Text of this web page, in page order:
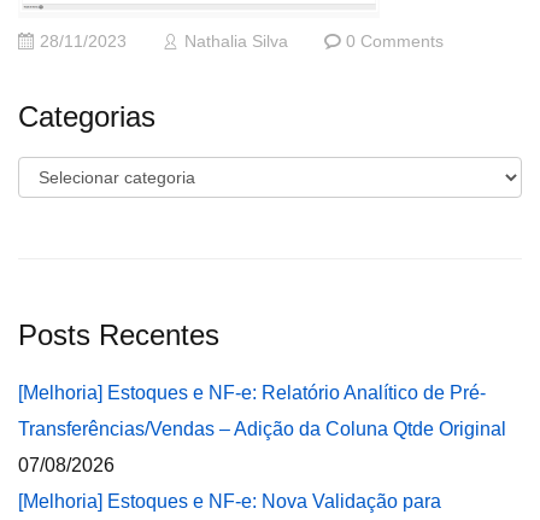
28/11/2023 Nathalia Silva 0 Comments
Categorias
Categorias
Posts Recentes
[Melhoria] Estoques e NF-e: Relatório Analítico de Pré-
Transferências/Vendas – Adição da Coluna Qtde Original
07/08/2026
[Melhoria] Estoques e NF-e: Nova Validação para